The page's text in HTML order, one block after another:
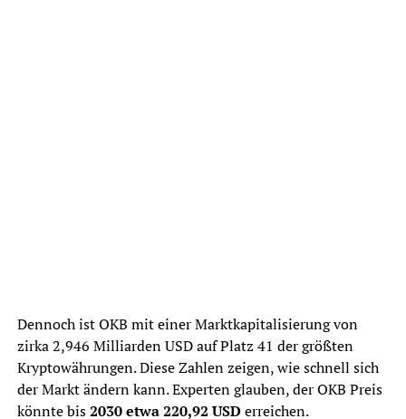
Dennoch ist OKB mit einer Marktkapitalisierung von
zirka 2,946 Milliarden USD auf Platz 41 der größten
Kryptowährungen. Diese Zahlen zeigen, wie schnell sich
der Markt ändern kann. Experten glauben, der OKB Preis
könnte bis2030 etwa 220,92 USDerreichen.